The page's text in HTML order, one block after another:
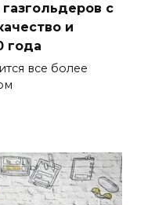
с
и
года
все более